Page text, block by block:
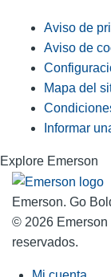
Aviso de
Aviso de
Mapa del
Informar
Explore Emerson
Emerson. Go
© 2026 Emerson
reservados.